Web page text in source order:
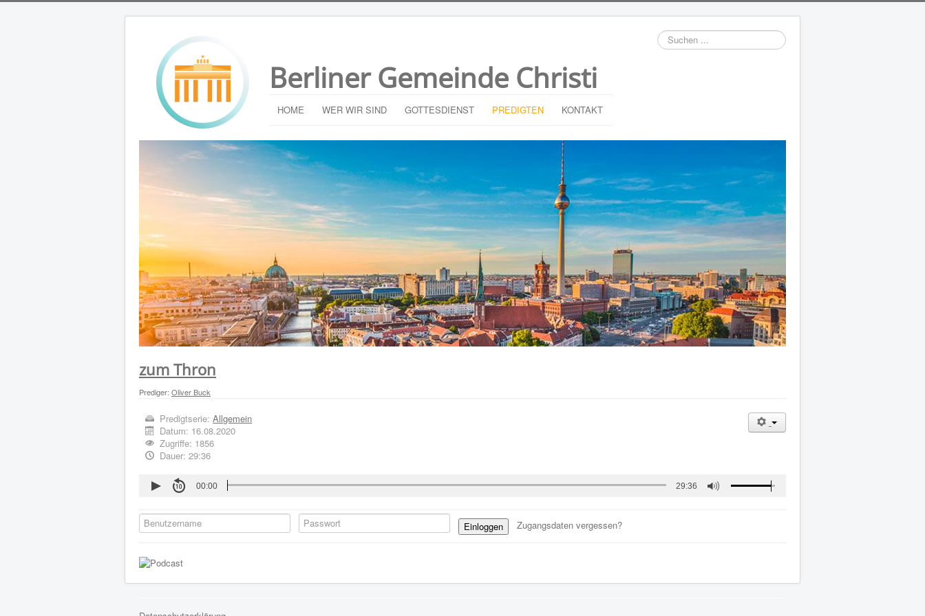
Berliner Gemeinde Christi
Suchen
...
HOME WER WIR SIND GOTTESDIENST PREDIGTEN KONTAKT
zum Thron
Prediger: Oliver Buck
Predigtserie:Allgemein
Datum: 16.08.2020
Zugriffe: 1856
Dauer: 29:36
00:00 29:36
Einloggen Zugangsdaten vergessen?